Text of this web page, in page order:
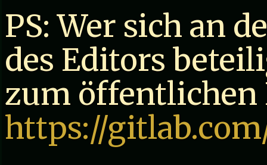
PS: Wer sich an
des Editors
zum öffentlichen
https://